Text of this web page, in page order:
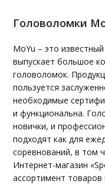
Головоломки
MoYu – это
выпускает большое
головоломок.
пользуется
необходимые
и функциональна.
новички, и
подходят как для
соревнований, в том
Интернет-магазин
ассортимент